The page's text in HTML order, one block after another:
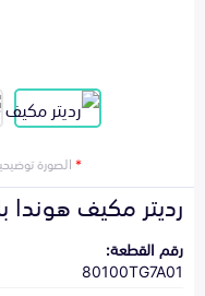
*الصورة
رديتر مكيف هوندا
رقم القطعة:
80100TG7A01